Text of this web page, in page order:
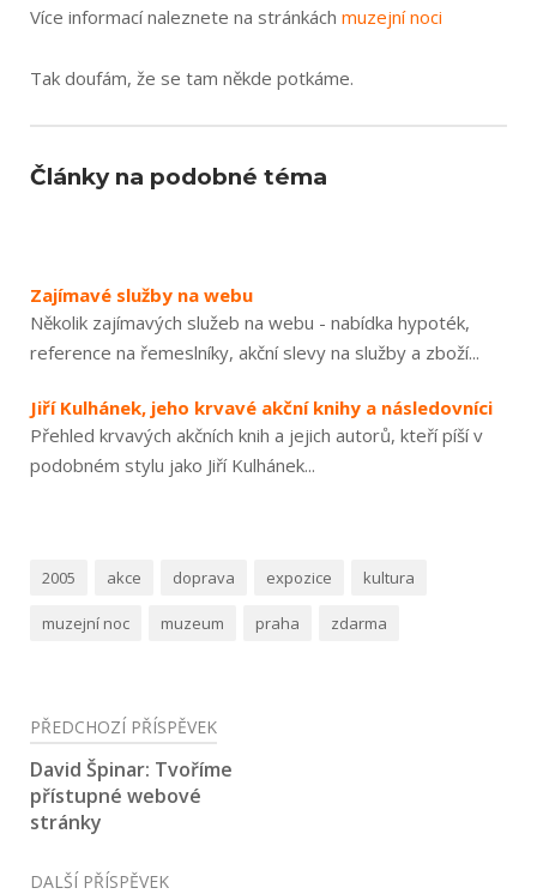
Více informací naleznete na stránkách muzejní noci
Tak doufám, že se tam někde potkáme.
Články na podobné téma
Zajímavé služby na webu
Několik zajímavých služeb na webu - nabídka hypoték,
reference na řemeslníky, akční slevy na služby a zboží...
Jiří Kulhánek, jeho krvavé akční knihy a následovníci
Přehled krvavých akčních knih a jejich autorů, kteří píší v
podobném stylu jako Jiří Kulhánek...
2005 akce doprava expozice kultura
muzejní noc muzeum praha zdarma
Navigace
pro
příspěvek
PŘEDCHOZÍ PŘÍSPĚVEK
David Špinar: Tvoříme
přístupné webové
stránky
DALŠÍ PŘÍSPĚVEK